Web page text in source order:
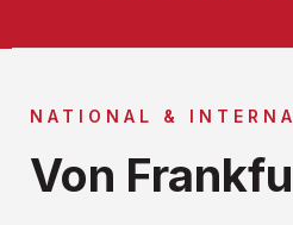
NATIONAL &
Von